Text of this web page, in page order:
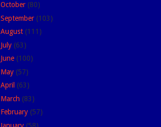
October (80)
September (103)
August (111)
July (63)
June (100)
May (57)
April (63)
March (83)
February (57)
January (58)